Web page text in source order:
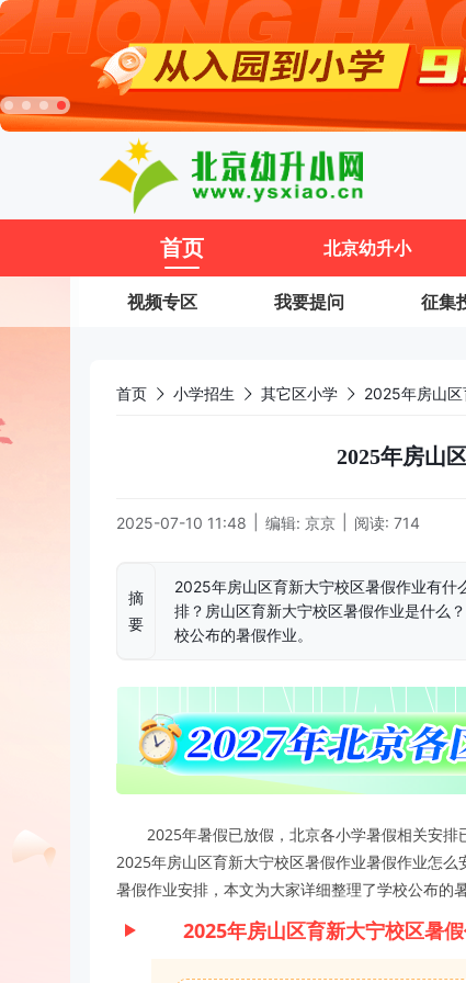
首页 北京幼升小
视频专区 我要提问 征集
首页 小学招生 其它区小学 2025年房山
2025年房山
2025-07-10 11:48 编辑: 京京 阅读: 714
摘
要
2025年房山区育新大宁校区暑假作业有
排？房山区育新大宁校区暑假作业是什么
校公布的暑假作业。
2025年暑假已放假，北京各小学暑假相关安
2025年房山区育新大宁校区暑假作业暑假作业怎
暑假作业安排，本文为大家详细整理了学校公布的暑
2025年房山区育新大宁校区暑